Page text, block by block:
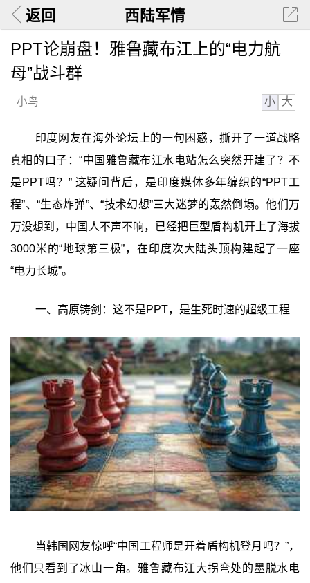
返回 西陆军情
PPT论崩盘！雅鲁藏布江上的“电力航
母”战斗群
小鸟 小 大
印度网友在海外论坛上的一句困惑，撕开了一道战略
真相的口子：“中国雅鲁藏布江水电站怎么突然开建了？不
是PPT吗？” 这疑问背后，是印度媒体多年编织的“PPT工
程”、“生态炸弹”、“技术幻想”三大迷梦的轰然倒塌。他们万
万没想到，中国人不声不响，已经把巨型盾构机开上了海拔
3000米的“地球第三极”，在印度次大陆头顶构建起了一座
“电力长城”。
一、高原铸剑：这不是PPT，是生死时速的超级工程
当韩国网友惊呼“中国工程师是开着盾构机登月吗？”，
他们只看到了冰山一角。雅鲁藏布江大拐弯处的墨脱水电